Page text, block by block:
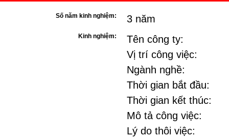
Số năm kinh nghiệm: 3 năm
Kinh nghiệm:
Tên công ty:
Vị trí công việc:
Ngành nghề:
Thời gian bắt đầu:
Thời gian kết thúc:
Mô tả công việc:
Lý do thôi việc: